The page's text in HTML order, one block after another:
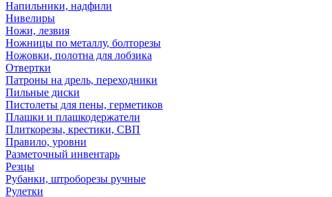
Напильники, надфили
Нивелиры
Ножи, лезвия
Ножницы по металлу, болторезы
Ножовки, полотна для лобзика
Отвертки
Патроны на дрель, переходники
Пильные диски
Пистолеты для пены, герметиков
Плашки и плашкодержатели
Плиткорезы, крестики, СВП
Правило, уровни
Разметочный инвентарь
Резцы
Рубанки, штроборезы ручные
Рулетки